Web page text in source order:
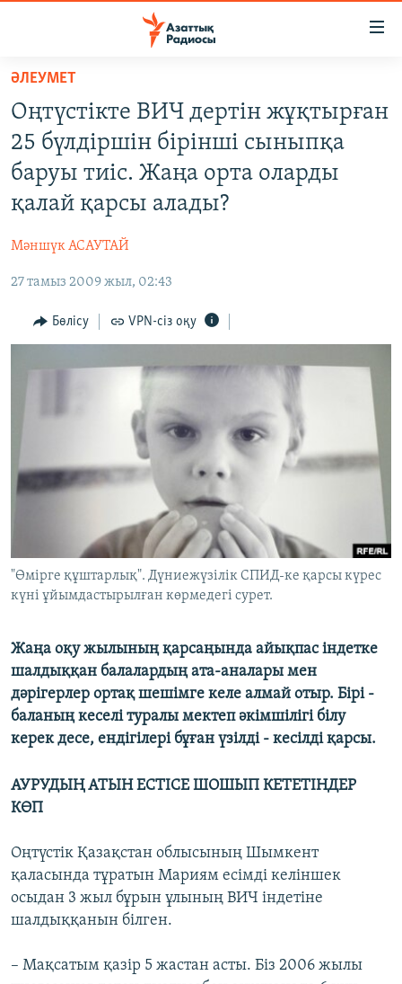
Skip
main
content
Skip
main
Skip
to
САЯСАТ
AZATTYQTV
ҚАҢТАР ОҚИҒАСЫ
ӘЛЕУМЕТ
ӘЛЕМ
АРНАЙЫ ЖОБАЛАР
Русский
ЖАЗЫЛЫҢЫЗ
ӘЛЕУМЕТ
Оңтүстікте ВИЧ дертін жұқтырған
25 бүлдіршін бірінші сыныпқа
баруы тиіс. Жаңа орта оларды
қалай қарсы алады?
Мәншүк АСАУТАЙ
27 тамыз 2009 жыл, 02:43
Бөлісу VPN-сіз оқу
"Өмірге құштарлық". Дүниежүзілік СПИД-ке қарсы күрес
күні ұйымдастырылған көрмедегі сурет.
Жаңа оқу жылының қарсаңында айықпас індетке
шалдыққан балалардың ата-аналары мен
дәрігерлер ортақ шешімге келе алмай отыр. Бірі -
баланың кеселі туралы мектеп әкімшілігі білу
керек десе, ендігілері бұған үзілді - кесілді қарсы.
АУРУДЫҢ АТЫН ЕСТІСЕ ШОШЫП КЕТЕТІНДЕР
КӨП
Оңтүстік Қазақстан облысының Шымкент
қаласында тұратын Мариям есімді келіншек
осыдан 3 жыл бұрын ұлының ВИЧ індетіне
шалдыққанын білген.
– Мақсатым қазір 5 жастан асты. Біз 2006 жылы